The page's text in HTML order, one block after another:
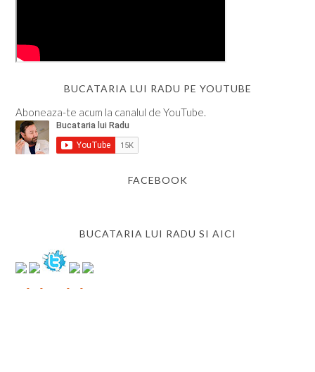
BUCATARIA LUI RADU PE YOUTUBE
Aboneaza-te acum la canalul de YouTube.
FACEBOOK
BUCATARIA LUI RADU SI AICI